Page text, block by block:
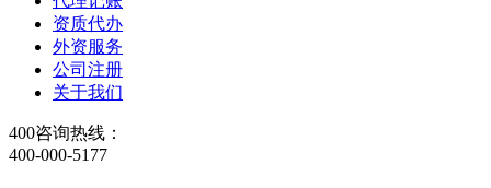
资质代办
外资服务
公司注册
关于我们
400咨询热线：
400-000-5177